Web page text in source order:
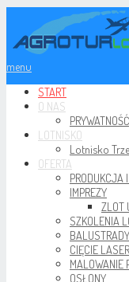
menu
START
O NAS
PRYWATNOŚĆ
LOTNISKO
Lotnisko
OFERTA
PRODUKCJA
IMPREZY
ZLOT
SZKOLENIA
CIĘCIE
MALOWANIE
OSŁONY